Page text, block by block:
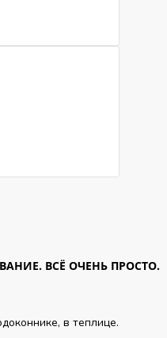
ВСЁ ОЧЕНЬ ПРОСТО.
в теплице.